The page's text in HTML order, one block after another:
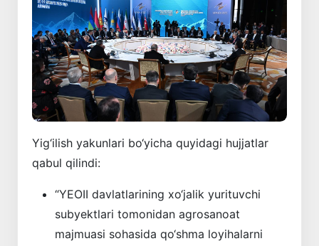
Yig‘ilish yakunlari bo‘yicha quyidagi hujjatlar
qabul qilindi:
“YEOII davlatlarining xo‘jalik yurituvchi
subyektlari tomonidan agrosanoat
majmuasi sohasida qo‘shma loyihalarni